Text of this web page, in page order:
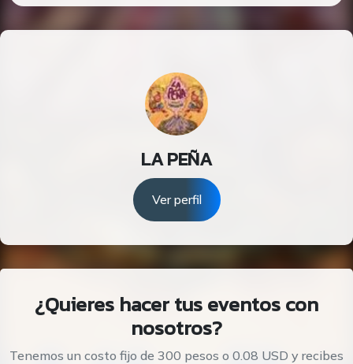
LA PEÑA
Ver perfil
¿Quieres hacer tus eventos con
nosotros?
Tenemos un costo fijo de 300 pesos o 0.08 USD y recibes